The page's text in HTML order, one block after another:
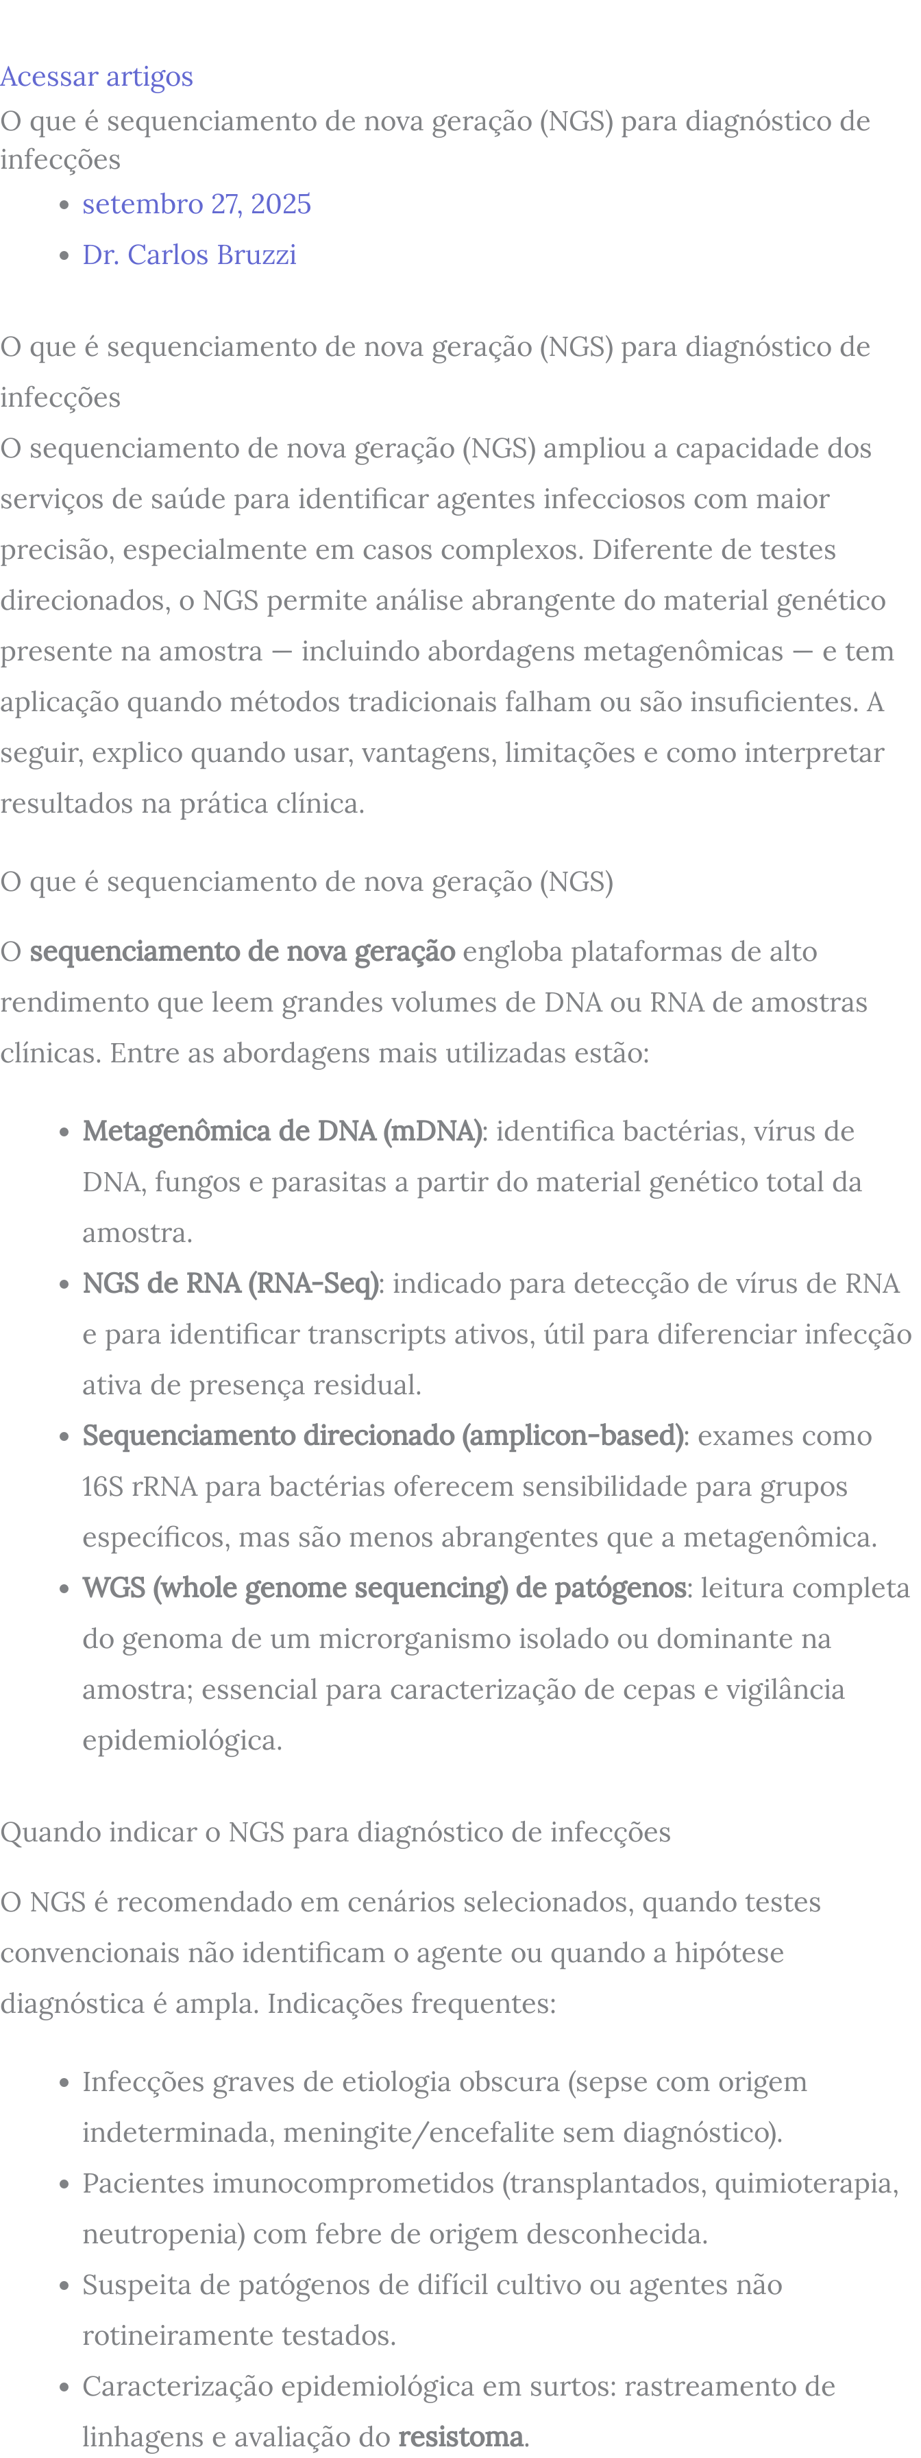
para
o
conteúdo
Acessar artigos
O que é sequenciamento de nova geração (NGS) para diagnóstico de
infecções
setembro 27, 2025
Dr. Carlos Bruzzi
O que é sequenciamento de nova geração (NGS) para diagnóstico de
infecções
O sequenciamento de nova geração (NGS) ampliou a capacidade dos
serviços de saúde para identificar agentes infecciosos com maior
precisão, especialmente em casos complexos. Diferente de testes
direcionados, o NGS permite análise abrangente do material genético
presente na amostra — incluindo abordagens metagenômicas — e tem
aplicação quando métodos tradicionais falham ou são insuficientes. A
seguir, explico quando usar, vantagens, limitações e como interpretar
resultados na prática clínica.
O que é sequenciamento de nova geração (NGS)
O sequenciamento de nova geraçãoengloba plataformas de alto
rendimento que leem grandes volumes de DNA ou RNA de amostras
clínicas. Entre as abordagens mais utilizadas estão:
Metagenômica de DNA (mDNA): identifica bactérias, vírus de
DNA, fungos e parasitas a partir do material genético total da
amostra.
NGS de RNA (RNA-Seq): indicado para detecção de vírus de RNA
e para identificar transcripts ativos, útil para diferenciar infecção
ativa de presença residual.
Sequenciamento direcionado (amplicon-based): exames como
16S rRNA para bactérias oferecem sensibilidade para grupos
específicos, mas são menos abrangentes que a metagenômica.
WGS (whole genome sequencing) de patógenos: leitura completa
do genoma de um microrganismo isolado ou dominante na
amostra; essencial para caracterização de cepas e vigilância
epidemiológica.
Quando indicar o NGS para diagnóstico de infecções
O NGS é recomendado em cenários selecionados, quando testes
convencionais não identificam o agente ou quando a hipótese
diagnóstica é ampla. Indicações frequentes:
Infecções graves de etiologia obscura (sepse com origem
indeterminada, meningite/encefalite sem diagnóstico).
Pacientes imunocomprometidos (transplantados, quimioterapia,
neutropenia) com febre de origem desconhecida.
Suspeita de patógenos de difícil cultivo ou agentes não
rotineiramente testados.
Caracterização epidemiológica em surtos: rastreamento de
linhagens e avaliação do resistoma.